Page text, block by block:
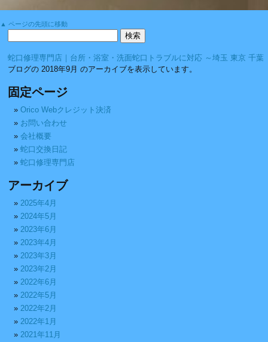
▲ ページの先頭に移動
蛇口修理専門店｜台所・浴室・洗面蛇口トラブルに対応 ～埼玉 東京 千葉
ブログの 2018年9月 のアーカイブを表示しています。
固定ページ
Orico Webクレジット決済
お問い合わせ
会社概要
蛇口交換日記
蛇口修理専門店
アーカイブ
2025年4月
2024年5月
2023年6月
2023年4月
2023年3月
2023年2月
2022年6月
2022年5月
2022年2月
2022年1月
2021年11月